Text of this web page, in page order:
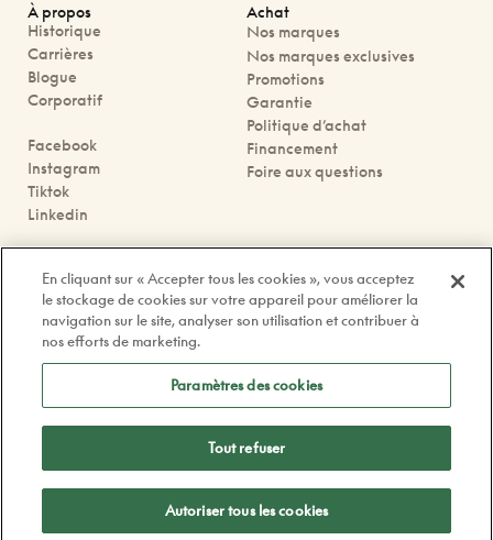
À propos
Historique
Carrières
Blogue
Corporatif
Facebook
Instagram
Tiktok
Linkedin
Prendre rendez-vous
Nos boutiques
Contactez-nous
contact@doyle.ca
Achat
Nos marques
Nos marques exclusives
Promotions
Garantie
Politique d’achat
Financement
Foire aux questions
Politique de confidentialité Légal
© 2026 Doyle Optometristes & Opticiens. Tous Droits Réservés.
En cliquant sur « Accepter tous les cookies », vous acceptez
le stockage de cookies sur votre appareil pour améliorer la
navigation sur le site, analyser son utilisation et contribuer à
nos efforts de marketing.
Paramètres des cookies
Tout refuser
Autoriser tous les cookies